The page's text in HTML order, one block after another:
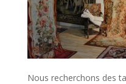
Nous recherchons des